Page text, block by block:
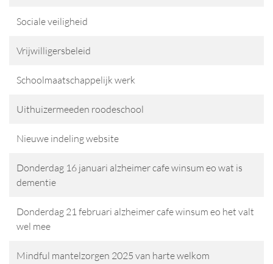
Sociale veiligheid
Vrijwilligersbeleid
Schoolmaatschappelijk werk
Uithuizermeeden roodeschool
Nieuwe indeling website
Donderdag 16 januari alzheimer cafe winsum eo wat is
dementie
Donderdag 21 februari alzheimer cafe winsum eo het valt
wel mee
Mindful mantelzorgen 2025 van harte welkom